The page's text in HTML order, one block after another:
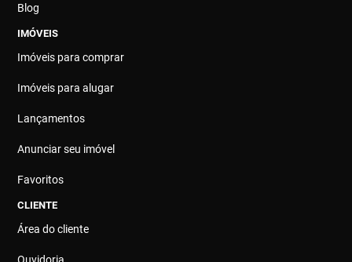
Blog
IMÓVEIS
Imóveis para comprar
Imóveis para alugar
Lançamentos
Anunciar seu imóvel
Favoritos
CLIENTE
Área do cliente